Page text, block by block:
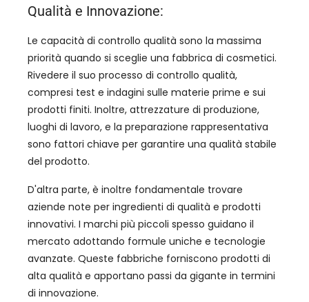
Qualità e Innovazione:
Le capacità di controllo qualità sono la massima
priorità quando si sceglie una fabbrica di cosmetici.
Rivedere il suo processo di controllo qualità,
compresi test e indagini sulle materie prime e sui
prodotti finiti. Inoltre, attrezzature di produzione,
luoghi di lavoro, e la preparazione rappresentativa
sono fattori chiave per garantire una qualità stabile
del prodotto.
D'altra parte, è inoltre fondamentale trovare
aziende note per ingredienti di qualità e prodotti
innovativi. I marchi più piccoli spesso guidano il
mercato adottando formule uniche e tecnologie
avanzate. Queste fabbriche forniscono prodotti di
alta qualità e apportano passi da gigante in termini
di innovazione.